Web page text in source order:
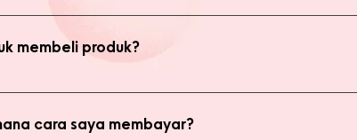
produk Member dan Non Member. Anda bisa melakukan
membeli produk?
untuk membeli produk MMB. Tetapi ada keuntungan
cara saya membayar?